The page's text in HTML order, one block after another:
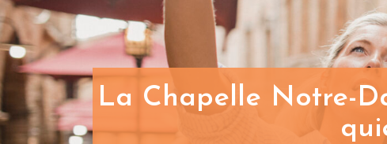
La Chapelle Notre-